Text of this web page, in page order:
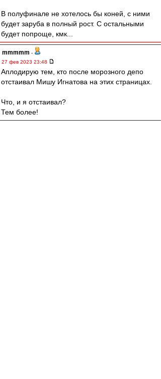
В полуфинале не хотелось бы коней, с ними
будет заруба в полный рост. С остальными
будет попроще, кмк...
mmmmm -
27 фев 2023 23:48
Аплодирую тем, кто после морозного депо
отстаивал Мишу Игнатова на этих страницах.
Что, и я отстаивал?
Тем более!